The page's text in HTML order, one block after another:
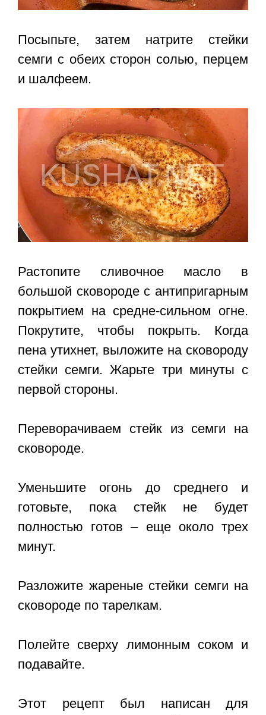
Посыпьте, затем натрите стейки
семги с обеих сторон солью, перцем
и шалфеем.
Растопите сливочное масло в
большой сковороде с антипригарным
покрытием на средне-сильном огне.
Покрутите, чтобы покрыть. Когда
пена утихнет, выложите на сковороду
стейки семги. Жарьте три минуты с
первой стороны.
Переворачиваем стейк из семги на
сковороде.
Уменьшите огонь до среднего и
готовьте, пока стейк не будет
полностью готов – еще около трех
минут.
Разложите жареные стейки семги на
сковороде по тарелкам.
Полейте сверху лимонным соком и
подавайте.
Этот рецепт был написан для